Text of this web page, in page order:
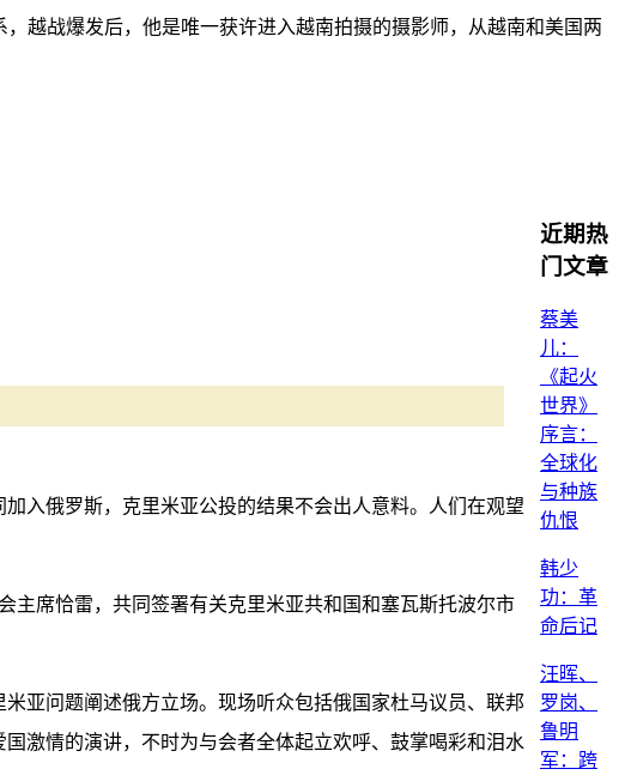
越战爆发后，他是唯一获许进入越南拍摄的摄影师，从越南和美国两
入俄罗斯，克里米亚公投的结果不会出人意料。人们在观望
主席恰雷，共同签署有关克里米亚共和国和塞瓦斯托波尔市
亚问题阐述俄方立场。现场听众包括俄国家杜马议员、联邦
激情的演讲，不时为与会者全体起立欢呼、鼓掌喝彩和泪水
近期热
门文章
蔡美
儿：
《起火
世界》
序言：
全球化
与种族
仇恨
韩少
功：革
命后记
汪晖、
罗岗、
鲁明
军：跨